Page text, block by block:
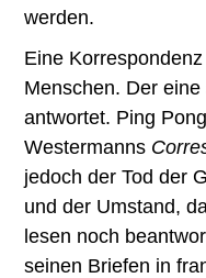
werden.
Eine
Menschen. Der
antwortet. Ping
Westermanns
jedoch der Tod der
und der Umstand,
lesen noch
seinen Briefen in